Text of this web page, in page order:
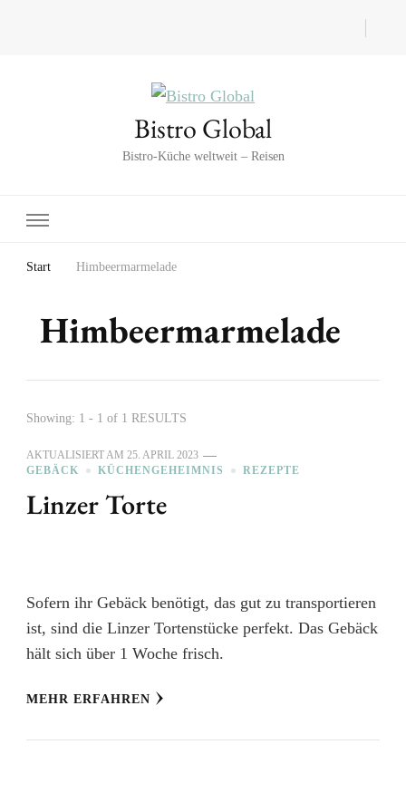
Bistro Global
Bistro-Küche weltweit – Reisen
Start Himbeermarmelade
Himbeermarmelade
Showing: 1 - 1 of 1 RESULTS
AKTUALISIERT AM 25. APRIL 2023
GEBÄCK
KÜCHENGEHEIMNIS REZEPTE
Linzer Torte
Sofern ihr Gebäck benötigt, das gut zu transportieren
ist, sind die Linzer Tortenstücke perfekt. Das Gebäck
hält sich über 1 Woche frisch.
MEHR ERFAHREN